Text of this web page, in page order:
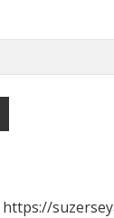
https://